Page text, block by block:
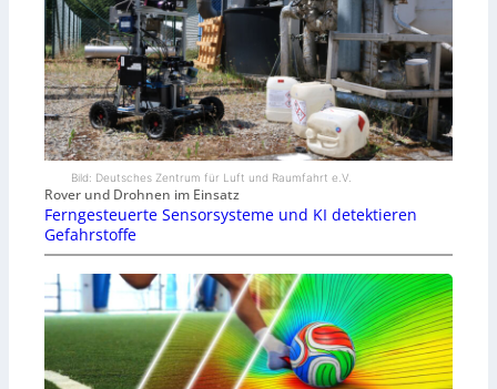
Bild: Deutsches Zentrum für Luft und Raumfahrt e.V.
Rover und Drohnen im Einsatz
Ferngesteuerte Sensorsysteme und KI detektieren
Gefahrstoffe